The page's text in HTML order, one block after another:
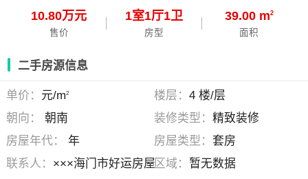
10.80万元
售价
1室1厅1卫
房型
39.00 m2
面积
二手房源信息
单价： 元/m2 楼层： 4 楼/层
朝向：
朝南 装修类型： 精致装修
房屋年代：
年 房屋类型： 套房
联系人： ×××海门市好运房屋区域： 暂无数据